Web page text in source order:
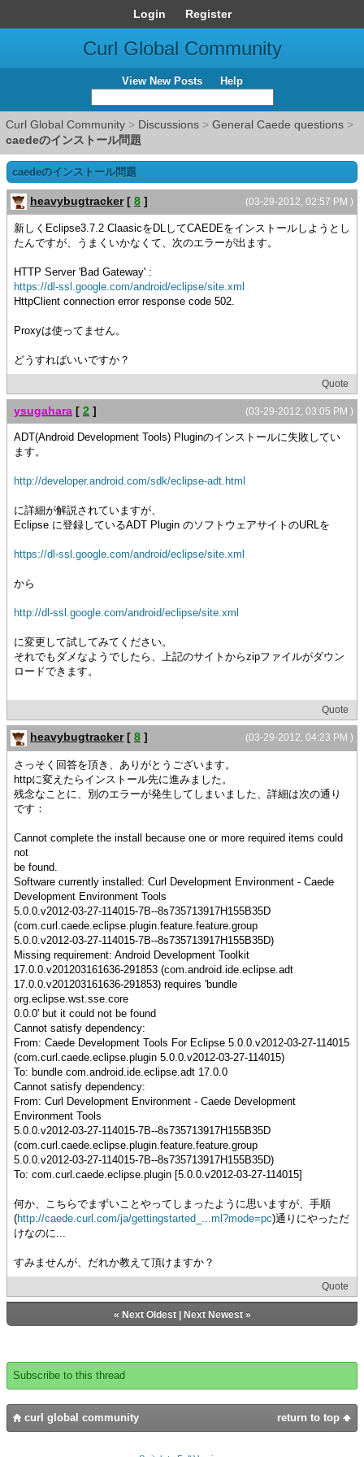
Login Register
Curl Global Community
View New Posts Help
Curl Global Community > Discussions > General Caede questions >
caedeのインストール問題
caedeのインストール問題
(03-29-2012, 02:57 PM )
heavybugtracker [ 8 ]
新しくEclipse3.7.2 ClaasicをDLしてCAEDEをインストールしようとし
たんですが、うまくいかなくて、次のエラーが出ます。
HTTP Server 'Bad Gateway' :
https://dl-ssl.google.com/android/eclipse/site.xml
HttpClient connection error response code 502.
Proxyは使ってません。
どうすればいいですか？
Quote
(03-29-2012, 03:05 PM )
ysugahara [ 2 ]
ADT(Android Development Tools) Pluginのインストールに失敗してい
ます。
http://developer.android.com/sdk/eclipse-adt.html
に詳細が解説されていますが、
Eclipse に登録しているADT Plugin のソフトウェアサイトのURLを
https://dl-ssl.google.com/android/eclipse/site.xml
から
http://dl-ssl.google.com/android/eclipse/site.xml
に変更して試してみてください。
それでもダメなようでしたら、上記のサイトからzipファイルがダウン
ロードできます。
Quote
(03-29-2012, 04:23 PM )
heavybugtracker [ 8 ]
さっそく回答を頂き、ありがとうございます。
httpに変えたらインストール先に進みました。
残念なことに、別のエラーが発生してしまいました、詳細は次の通り
です：
Cannot complete the install because one or more required items could
not
be found.
Software currently installed: Curl Development Environment - Caede
Development Environment Tools
5.0.0.v2012-03-27-114015-7B--8s735713917H155B35D
(com.curl.caede.eclipse.plugin.feature.feature.group
5.0.0.v2012-03-27-114015-7B--8s735713917H155B35D)
Missing requirement: Android Development Toolkit
17.0.0.v201203161636-291853 (com.android.ide.eclipse.adt
17.0.0.v201203161636-291853) requires 'bundle
org.eclipse.wst.sse.core
0.0.0' but it could not be found
Cannot satisfy dependency:
From: Caede Development Tools For Eclipse 5.0.0.v2012-03-27-114015
(com.curl.caede.eclipse.plugin 5.0.0.v2012-03-27-114015)
To: bundle com.android.ide.eclipse.adt 17.0.0
Cannot satisfy dependency:
From: Curl Development Environment - Caede Development
Environment Tools
5.0.0.v2012-03-27-114015-7B--8s735713917H155B35D
(com.curl.caede.eclipse.plugin.feature.feature.group
5.0.0.v2012-03-27-114015-7B--8s735713917H155B35D)
To: com.curl.caede.eclipse.plugin [5.0.0.v2012-03-27-114015]
何か、こちらでまずいことやってしまったように思いますが、手順
(http://caede.curl.com/ja/gettingstarted_...ml?mode=pc)通りにやっただ
けなのに...
すみませんが、だれか教えて頂けますか？
Quote
« Next Oldest| Next Newest»
Subscribe to this thread
return to top
curl global community